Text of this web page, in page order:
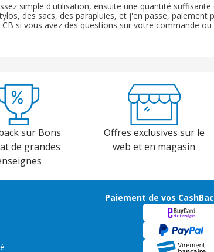
simple d'utilisation, ensuite une quantité
des sacs, des parapluies, et j'en passe, paiement
si vous avez des questions sur votre commande
pratique mais surtout très réactif et compétent.
sur Bons
de grandes
Offres exclusives sur le
web et en magasin
Paiement de vos